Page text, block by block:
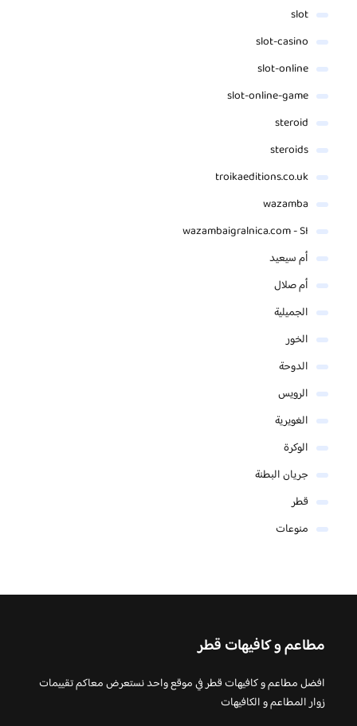
slot
slot-casino
slot-online
slot-online-game
steroid
steroids
troikaeditions.co.uk
wazamba
wazambaigralnica.com - SI
أم سيعيد
أم صلال
الجميلية
الخور
الدوحة
الرويس
الغويرية
الوكرة
جريان البطنة
قطر
منوعات
مطاعم و كافيهات قطر
افضل مطاعم و كافيهات قطر في موقع واحد نستعرض معاكم تقييمات
زوار المطاعم و الكافيهات